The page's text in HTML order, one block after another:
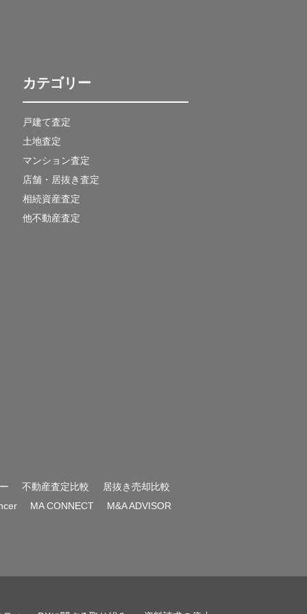
カテゴリー
戸建て査定
土地査定
マンション査定
店舗・居抜き査定
相続資産査定
他不動産査定
不動産査定比較
居抜き売却比較
MA CONNECT M&A ADVISOR